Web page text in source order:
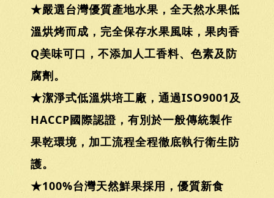
★嚴選台灣優質產地水果，全天然水果低
溫烘烤而成，完全保存水果風味，果肉香
Q美味可口，不添加人工香料、色素及防
腐劑。
★潔淨式低溫烘培工廠，通過ISO9001及
HACCP國際認證，有別於一般傳統製作
果乾環境，加工流程全程徹底執行衛生防
護。
★100%台灣天然鮮果採用，優質新食